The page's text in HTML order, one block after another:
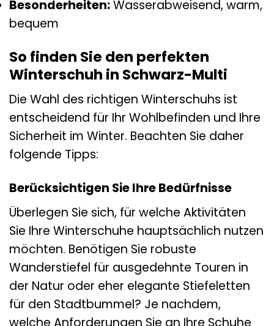
Besonderheiten:Wasserabweisend, warm,
bequem
So finden Sie den perfekten
Winterschuh in Schwarz-Multi
Die Wahl des richtigen Winterschuhs ist
entscheidend für Ihr Wohlbefinden und Ihre
Sicherheit im Winter. Beachten Sie daher
folgende Tipps:
Berücksichtigen Sie Ihre Bedürfnisse
Überlegen Sie sich, für welche Aktivitäten
Sie Ihre Winterschuhe hauptsächlich nutzen
möchten. Benötigen Sie robuste
Wanderstiefel für ausgedehnte Touren in
der Natur oder eher elegante Stiefeletten
für den Stadtbummel? Je nachdem,
welche Anforderungen Sie an Ihre Schuhe